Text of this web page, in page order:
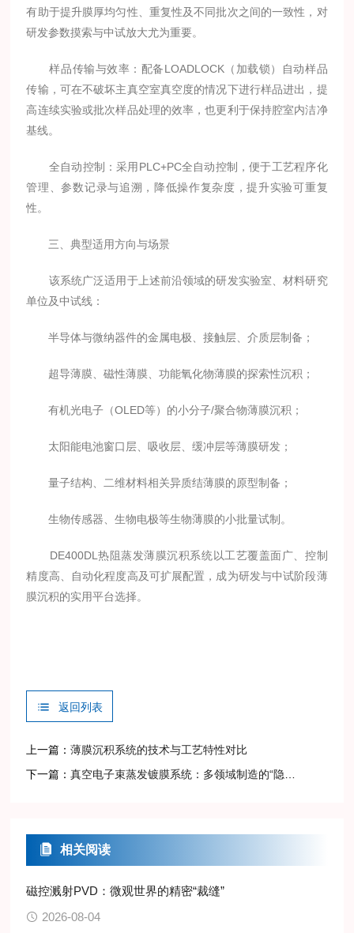
有助于提升膜厚均匀性、重复性及不同批次之间的一致性，对
研发参数摸索与中试放大尤为重要。
样品传输与效率：配备LOADLOCK（加载锁）自动样品
传输，可在不破坏主真空室真空度的情况下进行样品进出，提
高连续实验或批次样品处理的效率，也更利于保持腔室内洁净
基线。
全自动控制：采用PLC+PC全自动控制，便于工艺程序化
管理、参数记录与追溯，降低操作复杂度，提升实验可重复
性。
三、典型适用方向与场景
该系统广泛适用于上述前沿领域的研发实验室、材料研究
单位及中试线：
半导体与微纳器件的金属电极、接触层、介质层制备；
超导薄膜、磁性薄膜、功能氧化物薄膜的探索性沉积；
有机光电子（OLED等）的小分子/聚合物薄膜沉积；
太阳能电池窗口层、吸收层、缓冲层等薄膜研发；
量子结构、二维材料相关异质结薄膜的原型制备；
生物传感器、生物电极等生物薄膜的小批量试制。
DE400DL热阻蒸发薄膜沉积系统以工艺覆盖面广、控制
精度高、自动化程度高及可扩展配置，成为研发与中试阶段薄
膜沉积的实用平台选择。
返回列表
上一篇：薄膜沉积系统的技术与工艺特性对比
下一篇：真空电子束蒸发镀膜系统：多领域制造的“隐形支撑”
相关阅读
磁控溅射PVD：微观世界的精密“裁缝”
2026-08-04